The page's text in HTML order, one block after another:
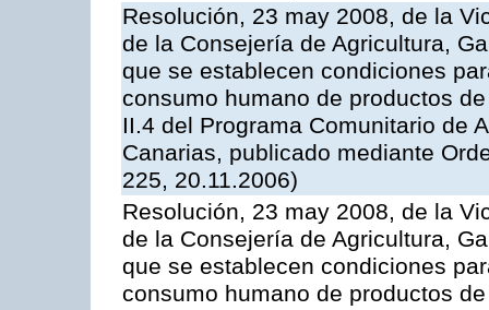
Resolución, 23 may 2008, de la
de la Consejería de Agricultura,
que se establecen condiciones
consumo humano de productos
II.4 del Programa Comunitario de
Canarias, publicado mediante
225, 20.11.2006)
Resolución, 23 may 2008, de la
de la Consejería de Agricultura,
que se establecen condiciones
consumo humano de productos